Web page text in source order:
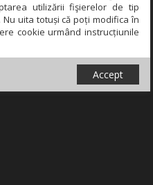
utilizării fişierelor de tip
uita totuși că poți modifica în
cookie urmând instrucțiunile
Accept